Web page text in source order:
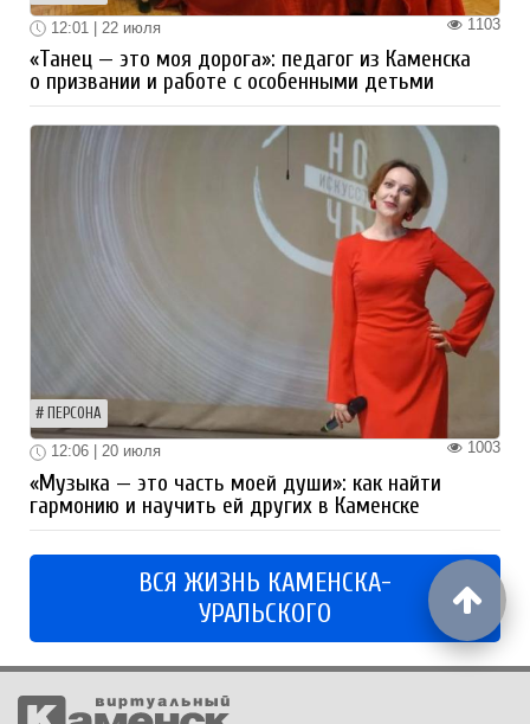
1103
12:01 | 22 июля
«Танец — это моя дорога»: педагог из Каменска
о призвании и работе с особенными детьми
ПЕРСОНА
1003
12:06 | 20 июля
«Музыка — это часть моей души»: как найти
гармонию и научить ей других в Каменске
ВСЯ ЖИЗНЬ КАМЕНСКА-
УРАЛЬСКОГО